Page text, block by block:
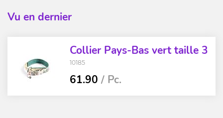
Vu en dernier
Collier Pays-Bas vert taille 3
10185
61.90 / Pc.